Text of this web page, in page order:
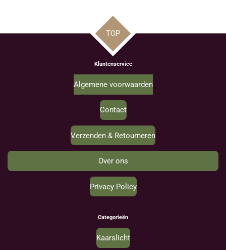
TOP
Klantenservice
Algemene voorwaarden
Contact
Verzenden & Retourneren
Over ons
Privacy Policy
Categorieën
Kaarslicht